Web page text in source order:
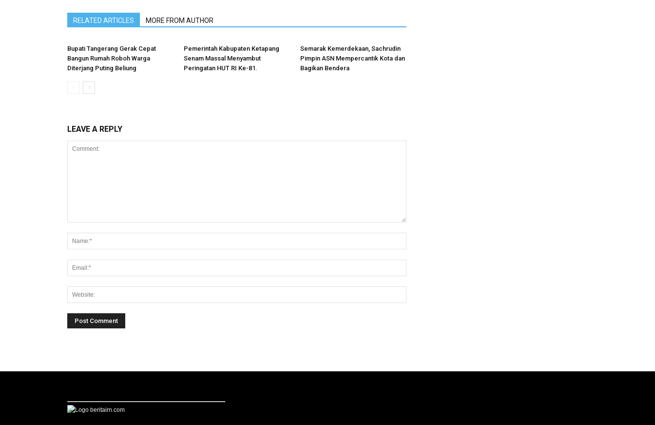
RELATED ARTICLES MORE FROM AUTHOR
Bupati Tangerang Gerak Cepat
Bangun Rumah Roboh Warga
Diterjang Puting Beliung
Pemerintah Kabupaten Ketapang
Senam Massal Menyambut
Peringatan HUT RI Ke-81.
Semarak Kemerdekaan, Sachrudin
Pimpin ASN Mempercantik Kota dan
Bagikan Bendera
LEAVE A REPLY